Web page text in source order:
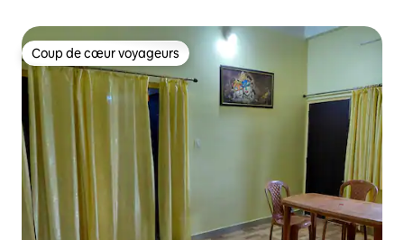
Coup de cœur voyageurs
Coup de cœur voyageurs